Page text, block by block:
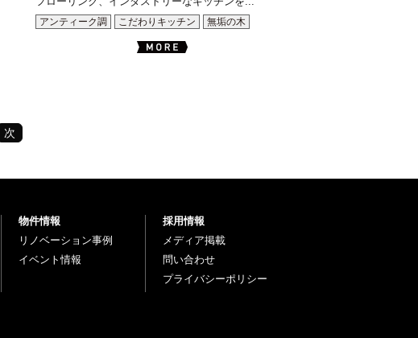
アンティーク調
こだわりキッチン 無垢の木
次
物件情報
リノベーション事例
イベント情報
採用情報
メディア掲載
問い合わせ
プライバシーポリシー